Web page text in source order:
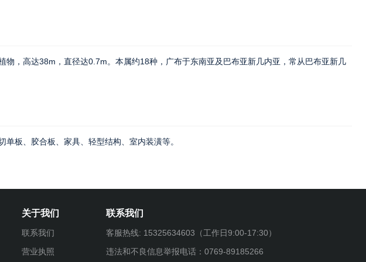
，高达38m，直径达0.7m。本属约18种，广布于东南亚及巴布亚新几内亚，常从巴布亚新几
板、胶合板、家具、轻型结构、室内装潢等。
关于我们
联系我们
营业执照
联系我们
客服热线: 15325634603（工作日9:00-17:30）
违法和不良信息举报电话：0769-89185266